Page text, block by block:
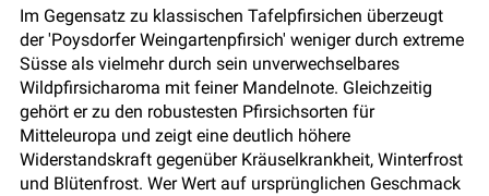
Im Gegensatz zu klassischen Tafelpfirsichen überzeugt
der 'Poysdorfer Weingartenpfirsich' weniger durch extreme
Süsse als vielmehr durch sein unverwechselbares
Wildpfirsicharoma mit feiner Mandelnote. Gleichzeitig
gehört er zu den robustesten Pfirsichsorten für
Mitteleuropa und zeigt eine deutlich höhere
Widerstandskraft gegenüber Kräuselkrankheit, Winterfrost
und Blütenfrost. Wer Wert auf ursprünglichen Geschmack